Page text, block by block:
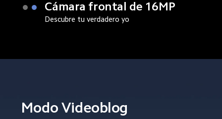
Cámara macro
Explora la belleza de la fotografía macro
Modo Videoblog